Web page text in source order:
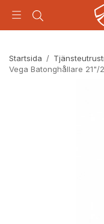
Startsida /
Vega Batonghållare